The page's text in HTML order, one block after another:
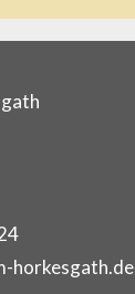
horkesgath.de